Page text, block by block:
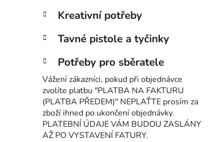
Kreativní potřeby
Tavné pistole a tyčinky
Potřeby pro sběratele
Vážení zákazníci, pokud při objednávce
zvolíte platbu "PLATBA NA FAKTURU
(PLATBA PŘEDEM)" NEPLAŤTE prosím za
zboží ihned po ukončení objednávky.
PLATEBNÍ ÚDAJE VÁM BUDOU ZASLÁNY
AŽ PO VYSTAVENÍ FATURY.